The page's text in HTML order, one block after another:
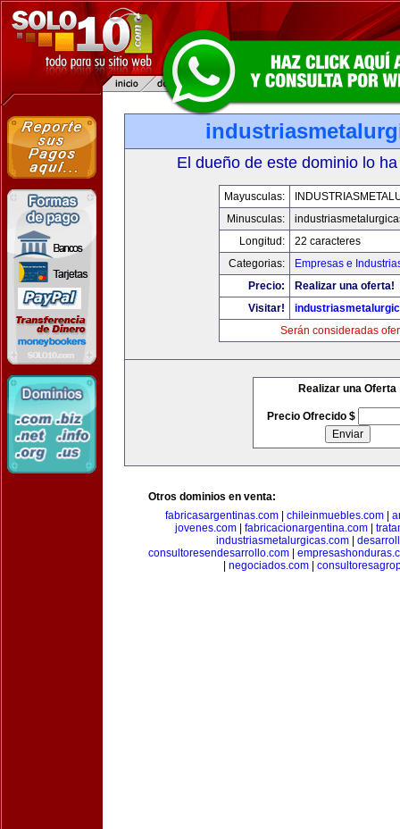
El dueño de este dominio lo
Mayusculas:
Minusculas:
Longitud:
22 caracteres
Categorias:
Empresas e
Precio:
Realizar una oferta!
Visitar!
Serán consideradas
Realizar una Oferta
Precio Ofrecido $
Otros dominios en venta:
fabricasargentinas.com| chileinmuebles.com|
jovenes.com| fabricacionargentina.com|
industriasmetalurgicas.com|
consultoresendesarrollo.com
negociados.com|